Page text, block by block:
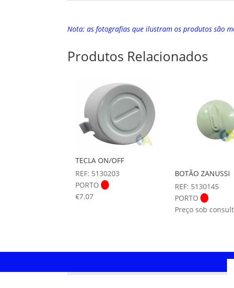
Nota: as fotografias que ilustram os produtos são
Produtos Relacionados
TECLA ON/OFF
REF: 5130203
PORTO
€7.07
BOTÃO ZANUSSI
REF: 5130145
PORTO
Preço sob